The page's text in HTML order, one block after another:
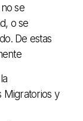
se
o se
De estas
Migratorios y